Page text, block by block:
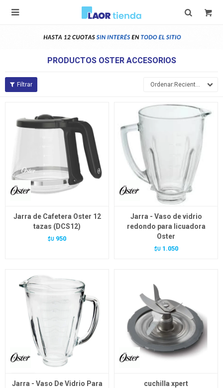

PRODUCTOS OSTER ACCESORIOS
Recientes
Jarra de Cafetera Oster 12
tazas (DCS12)
$U 950
Jarra - Vaso de vidrio
redondo para licuadora
Oster
$U 1.050
Jarra - Vaso De Vidrio Para
cuchilla xpert